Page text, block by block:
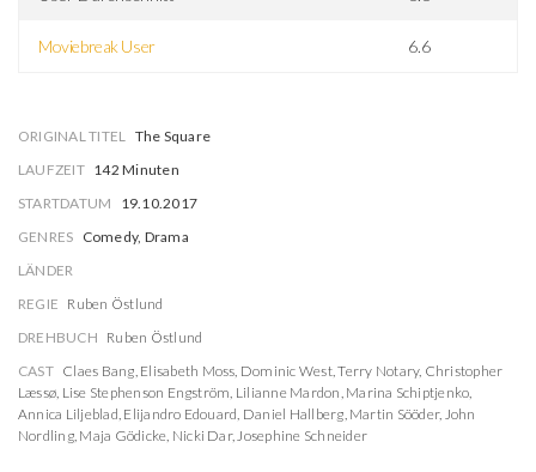
Moviebreak User 6.6
ORIGINAL TITEL The Square
LAUFZEIT 142 Minuten
STARTDATUM
19.10.2017
GENRES Comedy, Drama
LÄNDER
REGIE Ruben Östlund
DREHBUCH Ruben Östlund
CAST Claes Bang, Elisabeth Moss, Dominic West,Terry Notary, Christopher
Læssø, Lise Stephenson Engström, Lilianne Mardon, Marina Schiptjenko,
Annica Liljeblad, Elijandro Edouard, Daniel Hallberg, Martin Sööder, John
Nordling, Maja Gödicke, Nicki Dar,Josephine Schneider